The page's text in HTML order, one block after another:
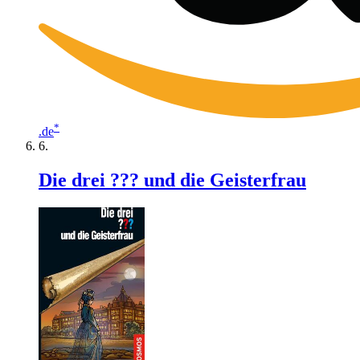
.de*
Die drei ??? und die Geisterfrau